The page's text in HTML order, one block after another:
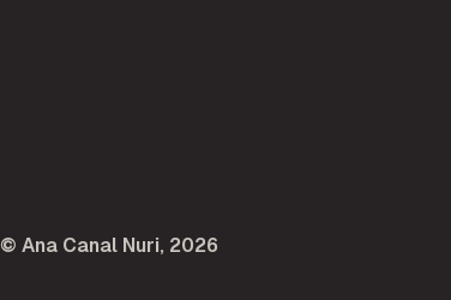
© Ana Canal Nuri, 2026